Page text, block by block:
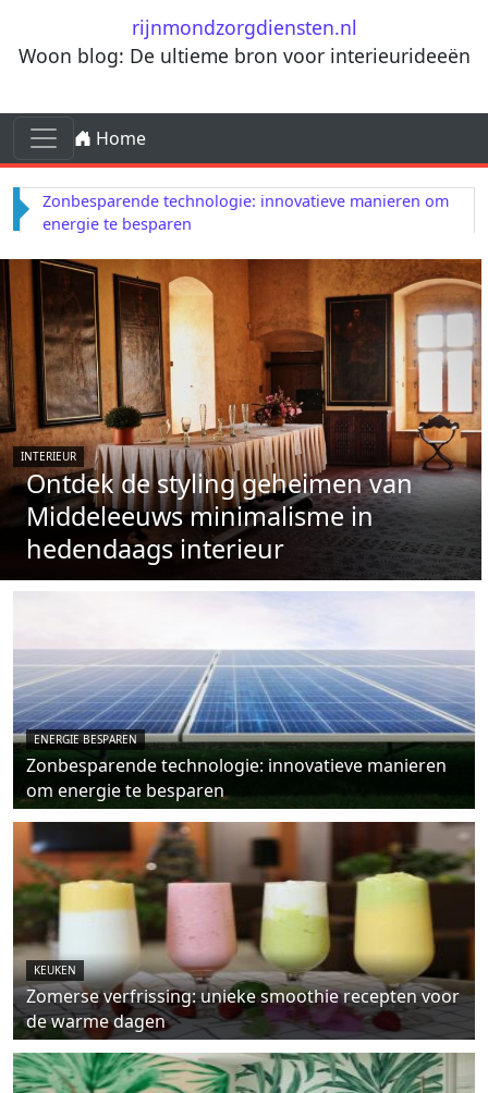
Ga naar de inhoudrijnmondzorgdiensten.nl
Woon blog: De ultieme bron voor interieurideeën
Ga naar de inhoud
Hoofdnavigatie
Home
Zonbesparende technologie: innovatieve manieren om
energie te besparen
INTERIEUR
Ontdek de styling geheimen van
Middeleeuws minimalisme in
hedendaags interieur
ENERGIE BESPAREN
Zonbesparende technologie: innovatieve manieren
om energie te besparen
KEUKEN
Zomerse verfrissing: unieke smoothie recepten voor
de warme dagen